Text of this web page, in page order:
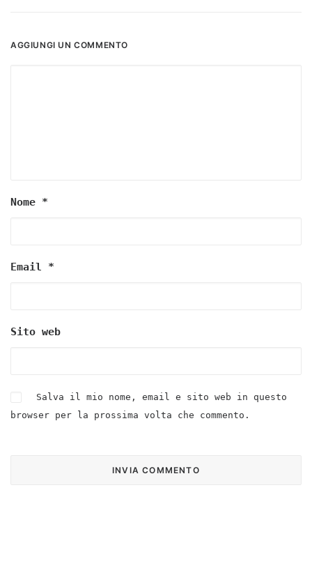
AGGIUNGI UN COMMENTO
Nome *
Email *
Sito web
Salva il mio nome, email e sito web in questo
browser per la prossima volta che commento.